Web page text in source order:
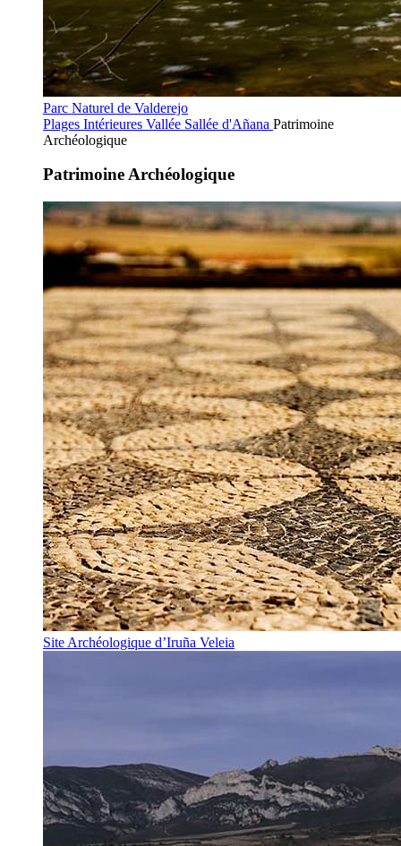
Parc Naturel de Valderejo
Plages Intérieures Vallée Sallée d'Añana Patrimoine
Archéologique
Patrimoine Archéologique
Site Archéologique d’Iruña Veleia